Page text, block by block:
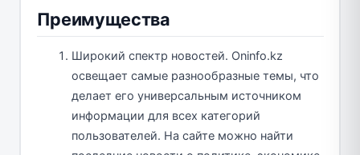
Преимущества
Широкий спектр новостей. Oninfo.kz
освещает самые разнообразные темы, что
делает его универсальным источником
информации для всех категорий
пользователей. На сайте можно найти